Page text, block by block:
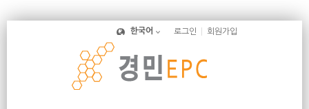
로그인 회원가입
한국어
Sketchbook5, 스케치북5